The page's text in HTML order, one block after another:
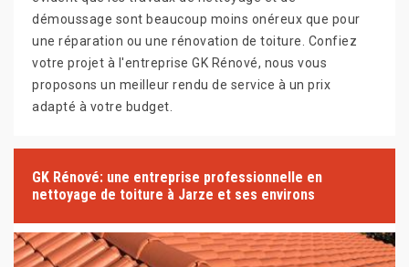
démoussage sont beaucoup moins onéreux que pour
une réparation ou une rénovation de toiture. Confiez
votre projet à l'entreprise GK Rénové, nous vous
proposons un meilleur rendu de service à un prix
adapté à votre budget.
GK Rénové: une entreprise professionnelle en
nettoyage de toiture à Jarze et ses environs